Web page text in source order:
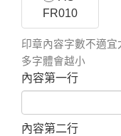
FR010
印章內容字數不適
多字體會越小
內容第一行
內容第二行